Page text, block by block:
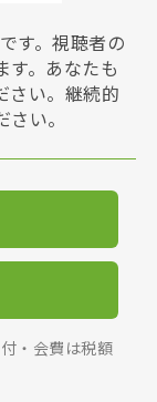
す。視聴者の
す。あなたも
さい。継続的
い。
・会費は税額